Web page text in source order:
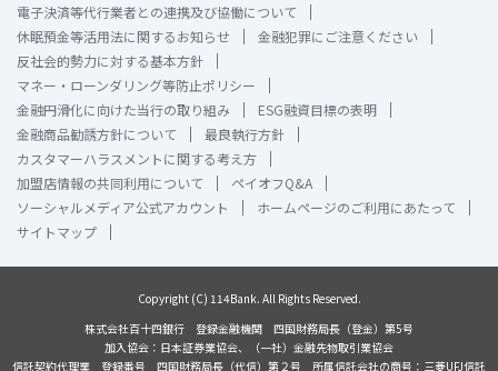
電子決済等代行業者との連携及び協働について
休眠預金等活用法に関するお知らせ
金融犯罪にご注意ください
反社会的勢力に対する基本方針
マネー・ローンダリング等防止ポリシー
金融円滑化に向けた当行の取り組み
ESG融資目標の表明
金融商品勧誘方針について
最良執行方針
カスタマーハラスメントに関する考え方
加盟店情報の共同利用について
ペイオフQ&A
ソーシャルメディア公式アカウント
ホームページのご利用にあたって
サイトマップ
Copyright (C) 114Bank. All Rights Reserved.
株式会社百十四銀行 登録金融機関 四国財務局長（登金）第5号
加入協会：日本証券業協会、（一社）金融先物取引業協会
信託契約代理業 登録番号 四国財務局長（代信）第２号 所属信託会社の商号：三菱UFJ信託